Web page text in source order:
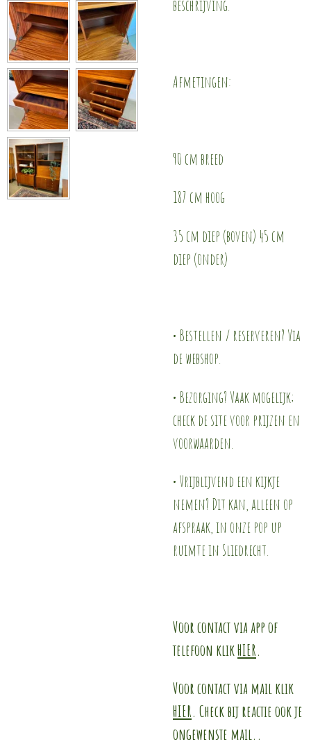
beschrijving.
Afmetingen:
90 cm breed
187 cm hoog
35 cm diep (boven) 45 cm
diep (onder)
• Bestellen / reserveren? Via
de webshop.
• Bezorging? Vaak mogelijk;
check de site voor prijzen en
voorwaarden.
• Vrijblijvend een kijkje
nemen? Dit kan, alleen op
afspraak, in onze pop up
ruimte in Sliedrecht.
Voor contact via app of
telefoon klikHIER.
Voor contact via mail klik
HIER. Check bij reactie ook je
ongewenste mail..